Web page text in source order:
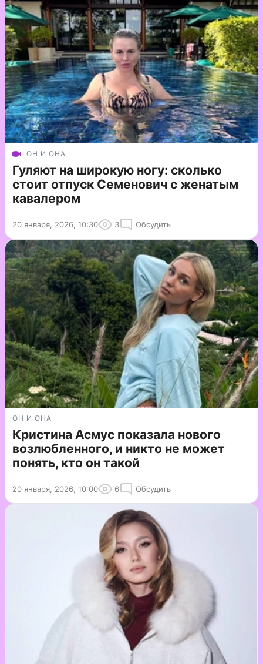
ОН И ОНА
Гуляют на широкую ногу: сколько
стоит отпуск Семенович с женатым
кавалером
20 января, 2026, 10:30 3 Обсудить
ОН И ОНА
Кристина Асмус показала нового
возлюбленного, и никто не может
понять, кто он такой
20 января, 2026, 10:00 6 Обсудить